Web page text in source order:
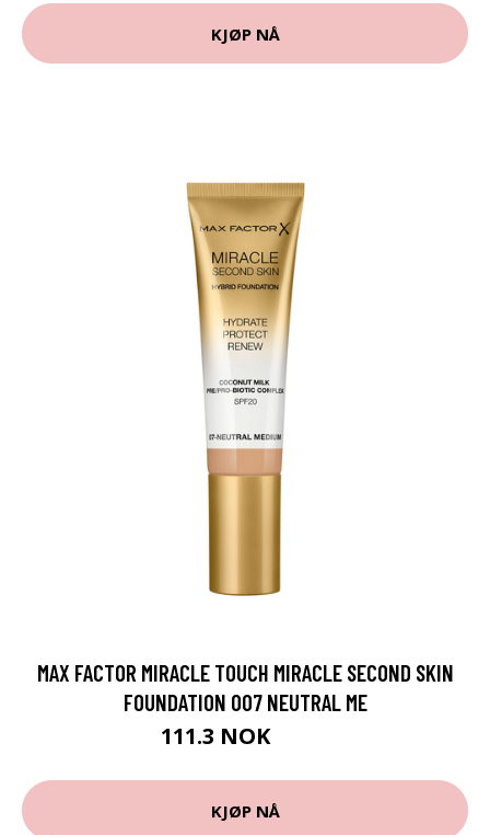
KJØP NÅ
MAX FACTOR MIRACLE TOUCH MIRACLE SECOND SKIN
FOUNDATION 007 NEUTRAL ME
111.3 NOK
KJØP NÅ